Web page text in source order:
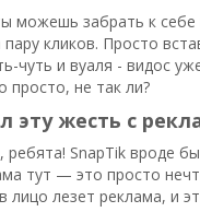
можешь забрать к себе
кликов. Просто
чуть и вуаля - видос
просто, не так ли?
эту жесть с
ребята! SnapTik вроде
тут — это просто
лицо лезет реклама, и